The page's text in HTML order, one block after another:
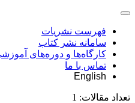
فهرست نشریات
سامانه نشر کتاب
کارگاه‌ها و دوره‌های
تماس با ما
English
تعداد مقالات: 1